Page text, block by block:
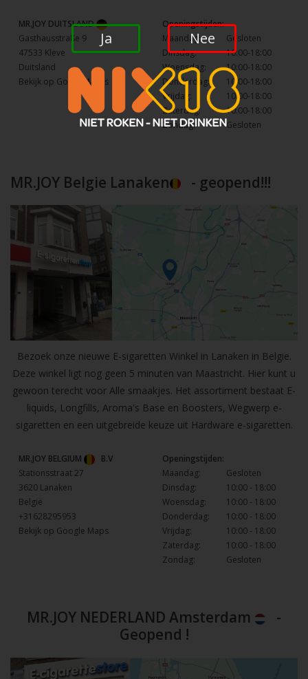
MR.JOY DUITSLAND
Gasthausstraße 9
47533 Kleve
Duitsland
Bekijk op Google Maps
Openingstijden:
Maandag:
Gesloten
Dinsdag:
10:00-18:00
Woensdag:
10:00-18:00
Donderdag:
10:00-18:00
Vrijdag:
10:00-18:00
Zaterdag:
10:00-18:00
Zondag:
Gesloten
MR.JOY Belgie Lanaken - geopend!!!
Bezoek onze nieuwe E-sigaretten Winkel in Lanaken in Belgie.
Deze winkel ligt nog geen 5 minuten van Maastricht. Hier kunt u
gewoon terecht voor Alle smaakjes. Het assortiment bestaat E-
liquids, Longfills, Aroma's Base en Boosters, Wegwerp e-
sigaretten en een uitgebreide keuze uit Hardware e-sigaretten.
MR.JOY BELGIUM
B.V
Stationsstraat 27
3620 Lanaken
België
+31628295953
Bekijk op Google Maps
Openingstijden:
Maandag:
Gesloten
Dinsdag:
10:00 - 18:00
Woensdag:
10:00 - 18:00
Donderdag:
10:00 - 18:00
Vrijdag:
10:00 - 18:00
Zaterdag:
10:00 - 18:00
Zondag:
Gesloten
MR.JOY NEDERLAND Amsterdam
-
Geopend !
Ja Nee